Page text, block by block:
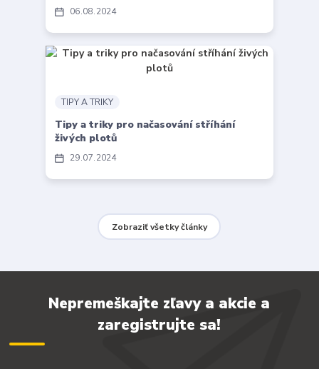
06 08 2024
29 07 2024
TIPY A TRIKY
Tipy a triky pro načasování stříhání
živých plotů
Zobraziť všetky články
Nepremeškajte zľavy a akcie a
zaregistrujte sa!